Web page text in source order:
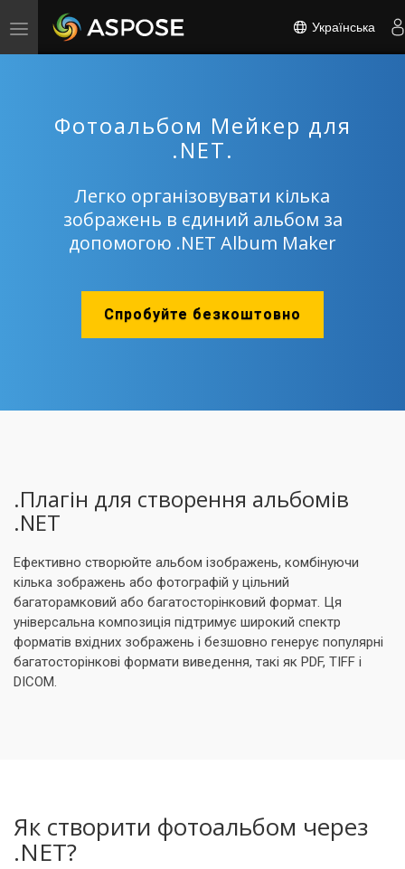
Toggle
Українська
Фотоальбом Мейкер для
.NET.
Легко організовувати кілька
зображень в єдиний альбом за
допомогою .NET Album Maker
Спробуйте безкоштовно
.Плагін для створення альбомів
.NET
Ефективно створюйте альбом ізображень, комбінуючи
кілька зображень або фотографій у цільний
багаторамковий або багатосторінковий формат. Ця
універсальна композиція підтримує широкий спектр
форматів вхідних зображень і безшовно генерує популярні
багатосторінкові формати виведення, такі як PDF, TIFF і
DICOM.
Як створити фотоальбом через
.NET?